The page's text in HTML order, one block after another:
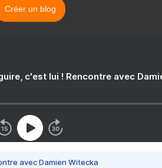
Créer un blog
c'est lui ! Rencontre avec
avec Damien Witecka